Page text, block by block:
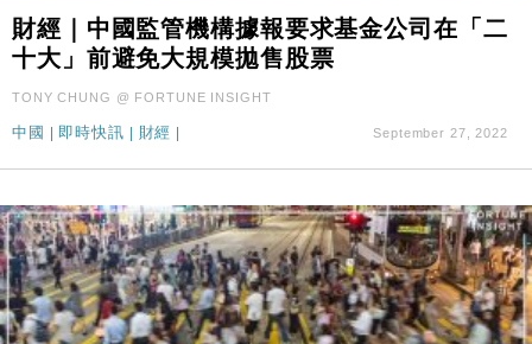
財經｜中國監管機構據報要求基金公司在「二
十大」前避免大規模拋售股票
TONY CHUNG @ FORTUNE INSIGHT
中國 即時快訊 財經 September 27, 2022